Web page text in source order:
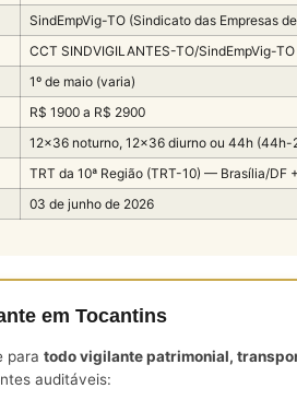
SindEmpVig-TO (Sindicato das Empresas
CCT SINDVIGILANTES-TO/SindEmpVig-
1º de maio (varia)
R$ 1900 a R$ 2900
12×36 noturno, 12×36 diurno ou 44h (44h-
TRT da 10ª Região (TRT-10) — Brasília/DF
03 de junho de 2026
em Tocantins
para todo vigilante patrimonial,
auditáveis: